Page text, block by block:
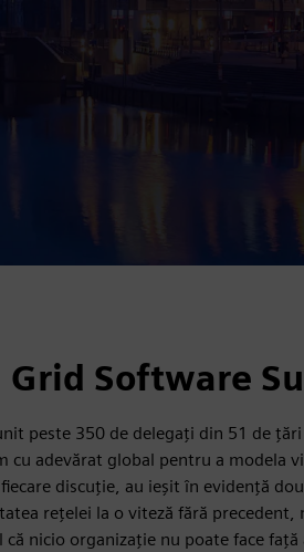
Grid Software
peste 350 de delegați din 51 de țări
cu adevărat global pentru a modela
discuție, au ieșit în evidență
rețelei la o viteză fără precedent,
nicio organizație nu poate face față